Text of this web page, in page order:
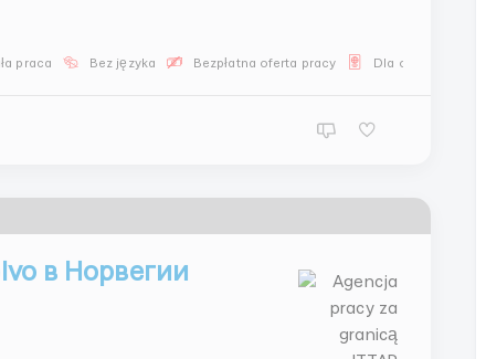
praca Bez języka Bezpłatna oferta pracy Dla obywateli WNP
в Норвегии